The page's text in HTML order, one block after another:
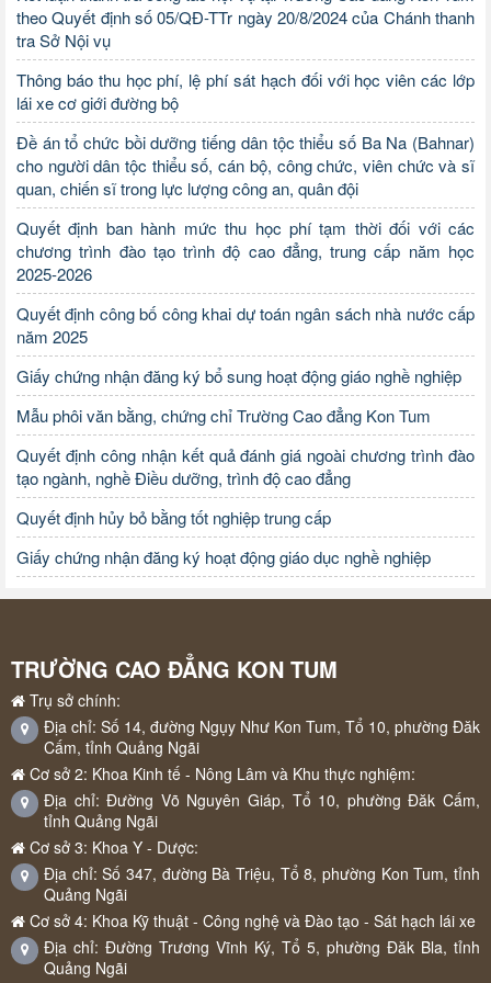
theo Quyết định số 05/QĐ-TTr ngày 20/8/2024 của Chánh thanh
tra Sở Nội vụ
Thông báo thu học phí, lệ phí sát hạch đối với học viên các lớp
lái xe cơ giới đường bộ
Đề án tổ chức bồi dưỡng tiếng dân tộc thiểu số Ba Na (Bahnar)
cho người dân tộc thiểu số, cán bộ, công chức, viên chức và sĩ
quan, chiến sĩ trong lực lượng công an, quân đội
Quyết định ban hành mức thu học phí tạm thời đối với các
chương trình đào tạo trình độ cao đẳng, trung cấp năm học
2025-2026
Quyết định công bố công khai dự toán ngân sách nhà nước cấp
năm 2025
Giấy chứng nhận đăng ký bổ sung hoạt động giáo nghề nghiệp
Mẫu phôi văn bằng, chứng chỉ Trường Cao đẳng Kon Tum
Quyết định công nhận kết quả đánh giá ngoài chương trình đào
tạo ngành, nghề Điều dưỡng, trình độ cao đẳng
Quyết định hủy bỏ bằng tốt nghiệp trung cấp
Giấy chứng nhận đăng ký hoạt động giáo dục nghề nghiệp
TRƯỜNG CAO ĐẲNG KON TUM
Trụ sở chính:
Địa chỉ: Số 14, đường Ngụy Như Kon Tum, Tổ 10, phường Đăk
Cấm, tỉnh Quảng Ngãi
Cơ sở 2: Khoa Kinh tế - Nông Lâm và Khu thực nghiệm:
Địa chỉ: Đường Võ Nguyên Giáp, Tổ 10, phường Đăk Cấm,
tỉnh Quảng Ngãi
Cơ sở 3: Khoa Y - Dược:
Địa chỉ: Số 347, đường Bà Triệu, Tổ 8, phường Kon Tum, tỉnh
Quảng Ngãi
Cơ sở 4: Khoa Kỹ thuật - Công nghệ và Đào tạo - Sát hạch lái xe
Địa chỉ: Đường Trương Vĩnh Ký, Tổ 5, phường Đăk Bla, tỉnh
Quảng Ngãi